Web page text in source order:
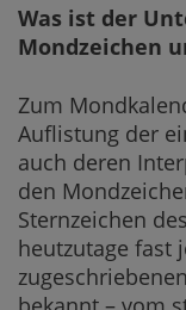
Was ist der
Mondzeichen
Zum
Auflistung der
auch deren
den
Sternzeichen
heutzutage fast